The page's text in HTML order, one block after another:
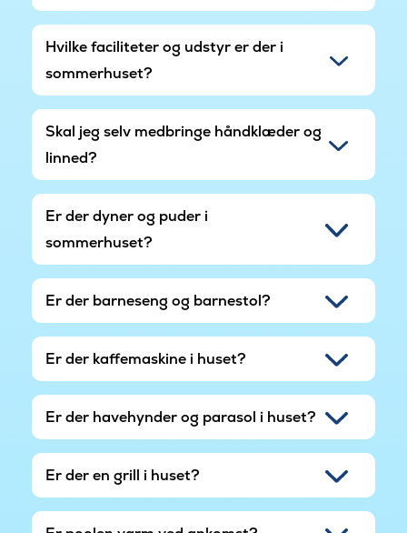
Hvilke faciliteter og udstyr er der i
sommerhuset?
Skal jeg selv medbringe håndklæder og
linned?
Er der dyner og puder i
sommerhuset?
Er der barneseng og barnestol?
Er der kaffemaskine i huset?
Er der havehynder og parasol i huset?
Er der en grill i huset?